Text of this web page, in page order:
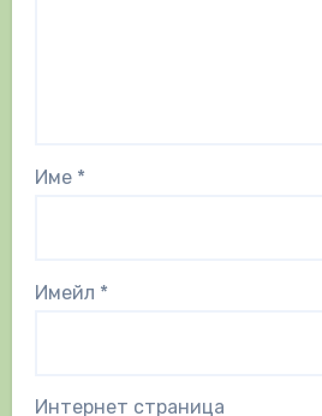
Име *
Имейл *
Интернет страница